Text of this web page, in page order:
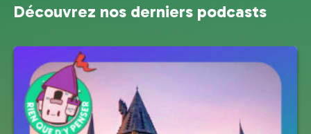
Découvrez nos derniers podcasts